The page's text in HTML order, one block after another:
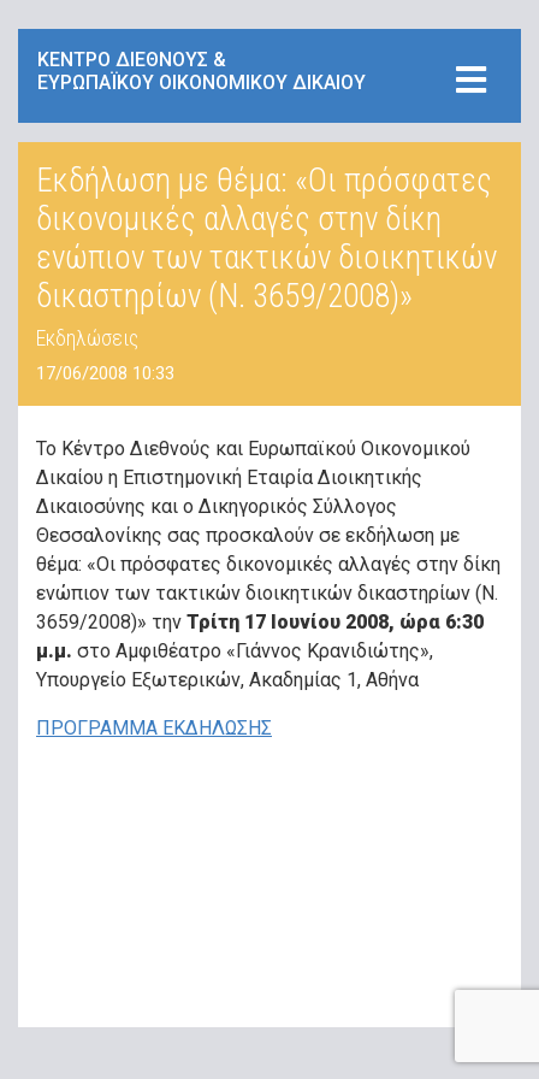
ΚΕΝΤΡΟ ΔΙΕΘΝΟΥΣ &
ΕΥΡΩΠΑΪΚΟΥ ΟΙΚΟΝΟΜΙΚΟΥ ΔΙΚΑΙΟΥ
Εκδήλωση με θέμα: «Οι πρόσφατες
δικονομικές αλλαγές στην δίκη
ενώπιον των τακτικών διοικητικών
δικαστηρίων (Ν. 3659/2008)»
Εκδηλώσεις
17/06/2008 10:33
Το Κέντρο Διεθνούς και Ευρωπαϊκού Οικονομικού
Δικαίου η Επιστημονική Εταιρία Διοικητικής
Δικαιοσύνης και ο Δικηγορικός Σύλλογος
Θεσσαλονίκης σας προσκαλούν σε εκδήλωση με
θέμα: «Οι πρόσφατες δικονομικές αλλαγές στην δίκη
ενώπιον των τακτικών διοικητικών δικαστηρίων (Ν.
3659/2008)» την Τρίτη 17 Ιουνίου 2008, ώρα 6:30
μ.μ. στο Αμφιθέατρο «Γιάννος Κρανιδιώτης»,
Υπουργείο Εξωτερικών, Ακαδημίας 1, Αθήνα
ΠΡΟΓΡΑΜΜΑ ΕΚΔΗΛΩΣΗΣ